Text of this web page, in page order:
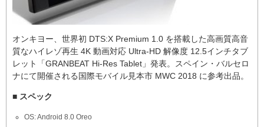
オンキヨー、世界初 DTS:X Premium 1.0 を搭載した高画質高音
質なハイレゾ再生 4K 動画対応 Ultra-HD 解像度 12.5インチタブ
レット「GRANBEAT Hi-Res Tablet」発表。スペイン・バルセロ
ナにて開催される国際モバイル見本市 MWC 2018 に参考出品。
■ スペック
OS: Android 8.0 Oreo